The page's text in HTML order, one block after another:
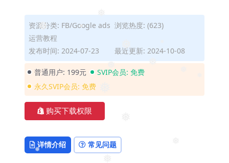
❅
❅
❅
❅
❅
❅
❅
资源分类: FB/Google ads
运营教程
浏览热度: (623)
发布时间: 2024-07-23 最近更新: 2024-10-08
普通用户: 199元 SVIP会员: 免费
永久SVIP会员: 免费
购买下载权限
详情介绍 常见问题